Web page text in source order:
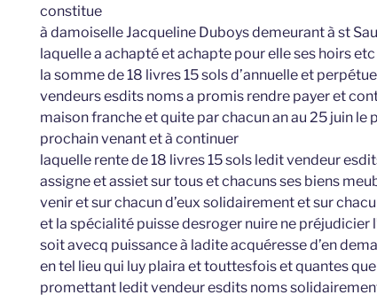
constitue
à damoiselle Jacqueline Duboys demeurant à st
laquelle a achapté et achapte pour elle ses hoirs etc
la somme de 18 livres 15 sols d’annuelle et
vendeurs esdits noms a promis rendre payer et
maison franche et quite par chacun an au 25 juin
prochain venant et à continuer
laquelle rente de 18 livres 15 sols ledit vendeur
assigne et assiet sur tous et chacuns ses biens
venir et sur chacun d’eux solidairement et sur
et la spécialité puisse desroger nuire ne préjudicier
soit avecq puissance à ladite acquéresse d’en
en tel lieu qui luy plaira et touttesfois et quantes
promettant ledit vendeur esdits noms